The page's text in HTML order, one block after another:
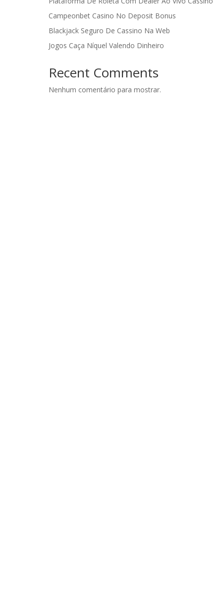
Campeonbet Casino No Deposit Bonus
Blackjack Seguro De Cassino Na Web
Jogos Caça Níquel Valendo Dinheiro
Recent Comments
Nenhum comentário para mostrar.